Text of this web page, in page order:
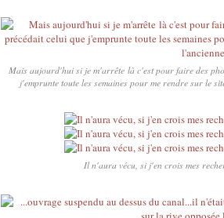
Mais aujourd'hui si je m'arrête là c'est pour faire des
j'emprunte toute les semaines pour me rendre sur le
Il n'aura vécu, si j'en crois mes